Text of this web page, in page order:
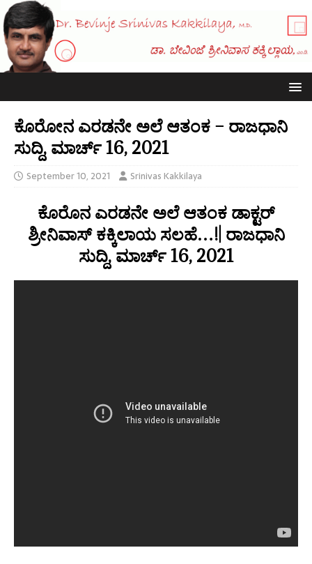
ಕೊರೋನ ಎರಡನೇ ಅಲೆ ಆತಂಕ – ರಾಜಧಾನಿ
ಸುದ್ದಿ, ಮಾರ್ಚ್ 16, 2021
September 10, 2021 Srinivas Kakkilaya
ಕೊರೊನ ಎರಡನೇ ಅಲೆ ಆತಂಕ ಡಾಕ್ಟರ್
ಶ್ರೀನಿವಾಸ್ ಕಕ್ಕಿಲಾಯ ಸಲಹೆ…!| ರಾಜಧಾನಿ
ಸುದ್ದಿ, ಮಾರ್ಚ್ 16, 2021